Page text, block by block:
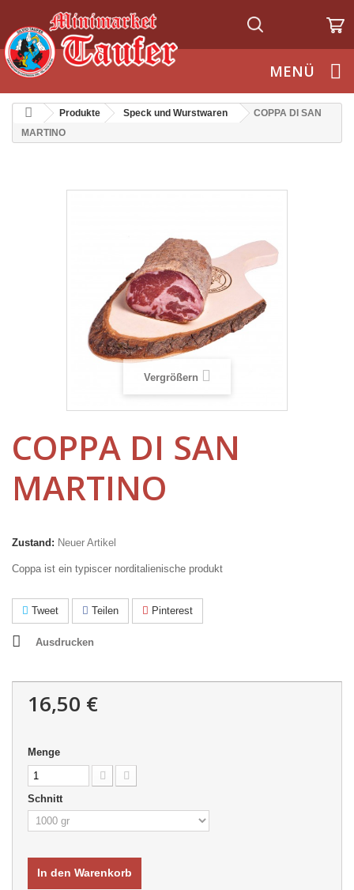
Deutsch
MENÜ
Produkte Speck und Wurstwaren
COPPA DI SAN
MARTINO
Vergrößern
COPPA DI SAN
MARTINO
Zustand: Neuer Artikel
Coppa ist ein typiscer norditalienische produkt
Tweet Teilen Pinterest
Ausdrucken
16,50 €
Menge
Schnitt
In den Warenkorb